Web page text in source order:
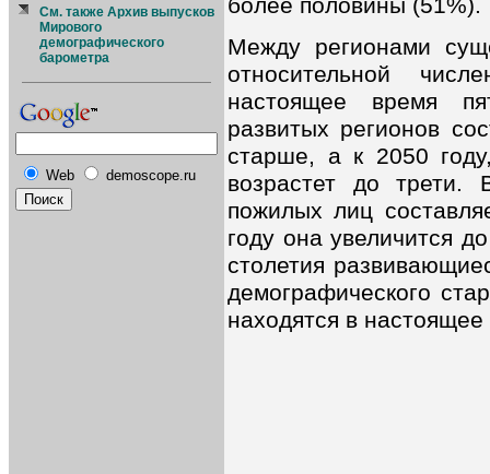
См. также Архив выпусков
Мирового
демографического
барометра
Web demoscope.ru
более половины (51%).
Между регионами
относительной
настоящее время
развитых регионов
старше, а к 2050
возрастет до трети.
пожилых лиц
году она увеличится
столетия
демографического
находятся в